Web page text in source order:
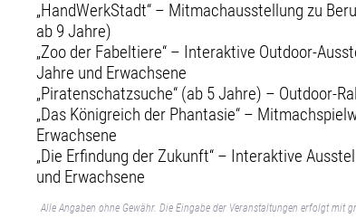
„HandWerkStadt“ – Mitmachausstellung zu
ab 9 Jahre)
„Zoo der Fabeltiere“ – Interaktive Outdoor-
Jahre und Erwachsene
„Piratenschatzsuche“ (ab 5 Jahre) – Outdoor-
„Das Königreich der Phantasie“ –
Erwachsene
„Die Erfindung der Zukunft“ – Interaktive
und Erwachsene
Alle Angaben ohne Gewähr. Die Eingabe der Veranstaltungen erfolgt mit